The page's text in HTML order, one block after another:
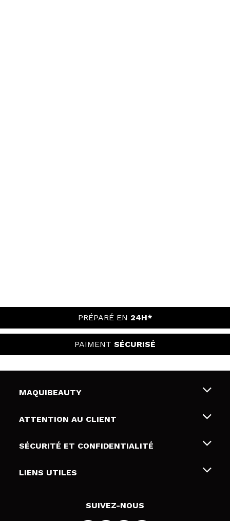
PRÉPARÉ EN 24H*
PAIMENT SÉCURISÉ
MAQUIBEAUTY
Qui sommes nous
Cartes-cadeaux
ATTENTION AU CLIENT
Livraison & retour
Modes de paiement
SÉCURITÉ ET CONFIDENTIALITÉ
Conditions et confidentialité
LIENS UTILES
SUIVEZ-NOUS